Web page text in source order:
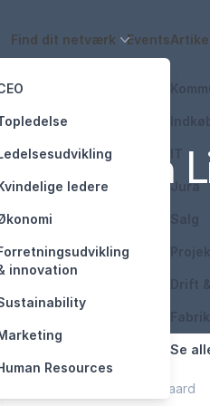
Find dit netværk
ledere
innovation​
Resources
IT
Jura
Salg
Drift
Se
Events
Mød Jan
Jan Lindegaard